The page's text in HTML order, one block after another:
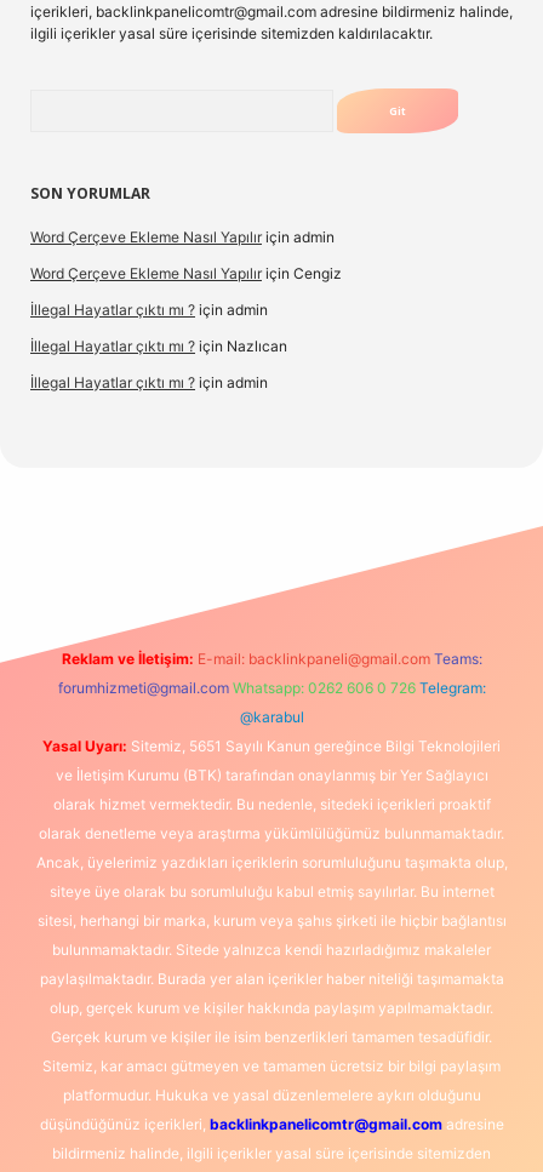
içerikleri, backlinkpanelicomtr@gmail.com adresine bildirmeniz halinde,
ilgili içerikler yasal süre içerisinde sitemizden kaldırılacaktır.
SON YORUMLAR
Word Çerçeve Ekleme Nasıl Yapılır için admin
Word Çerçeve Ekleme Nasıl Yapılır için Cengiz
İllegal Hayatlar çıktı mı ? için admin
İllegal Hayatlar çıktı mı ? için Nazlıcan
İllegal Hayatlar çıktı mı ? için admin
Reklam ve İletişim: E-mail: backlinkpaneli@gmail.com Teams:
forumhizmeti@gmail.com Whatsapp: 0262 606 0 726 Telegram:
@karabul
Yasal Uyarı: Sitemiz, 5651 Sayılı Kanun gereğince Bilgi Teknolojileri
ve İletişim Kurumu (BTK) tarafından onaylanmış bir Yer Sağlayıcı
olarak hizmet vermektedir. Bu nedenle, sitedeki içerikleri proaktif
olarak denetleme veya araştırma yükümlülüğümüz bulunmamaktadır.
Ancak, üyelerimiz yazdıkları içeriklerin sorumluluğunu taşımakta olup,
siteye üye olarak bu sorumluluğu kabul etmiş sayılırlar. Bu internet
sitesi, herhangi bir marka, kurum veya şahıs şirketi ile hiçbir bağlantısı
bulunmamaktadır. Sitede yalnızca kendi hazırladığımız makaleler
paylaşılmaktadır. Burada yer alan içerikler haber niteliği taşımamakta
olup, gerçek kurum ve kişiler hakkında paylaşım yapılmamaktadır.
Gerçek kurum ve kişiler ile isim benzerlikleri tamamen tesadüfidir.
Sitemiz, kar amacı gütmeyen ve tamamen ücretsiz bir bilgi paylaşım
platformudur. Hukuka ve yasal düzenlemelere aykırı olduğunu
düşündüğünüz içerikleri, backlinkpanelicomtr@gmail.comadresine
bildirmeniz halinde, ilgili içerikler yasal süre içerisinde sitemizden